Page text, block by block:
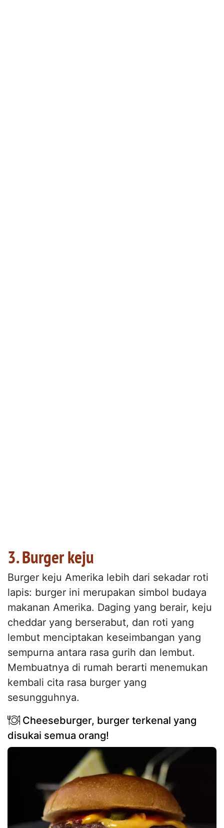
3. Burger keju
Burger keju Amerika lebih dari sekadar roti
lapis: burger ini merupakan simbol budaya
makanan Amerika. Daging yang berair, keju
cheddar yang berserabut, dan roti yang
lembut menciptakan keseimbangan yang
sempurna antara rasa gurih dan lembut.
Membuatnya di rumah berarti menemukan
kembali cita rasa burger yang
sesungguhnya.
Cheeseburger, burger terkenal yang
disukai semua orang!